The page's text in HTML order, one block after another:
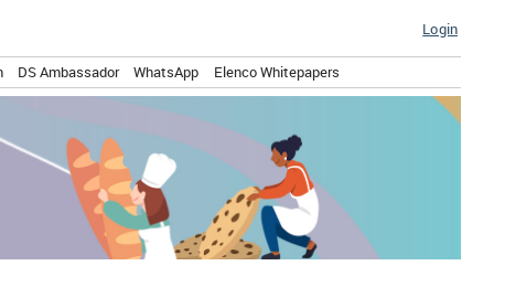
Login
DS Ambassador WhatsApp Elenco Whitepapers